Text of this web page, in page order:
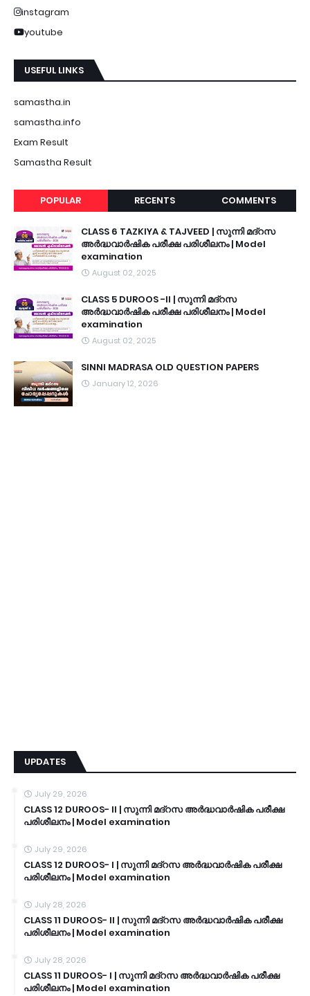
instagram
youtube
USEFUL LINKS
samastha.in
samastha.info
Exam Result
Samastha Result
POPULAR RECENTS COMMENTS
CLASS 6 TAZKIYA & TAJVEED | സുന്നി മദ്റസ
അർദ്ധവാർഷിക പരീക്ഷ പരിശീലനം | Model
examination
August 02, 2025
CLASS 5 DUROOS -II | സുന്നി മദ്റസ
അർദ്ധവാർഷിക പരീക്ഷ പരിശീലനം | Model
examination
August 02, 2025
SINNI MADRASA OLD QUESTION PAPERS
January 12, 2026
UPDATES
July 29, 2026
CLASS 12 DUROOS- II | സുന്നി മദ്റസ അർദ്ധവാർഷിക പരീക്ഷ
പരിശീലനം | Model examination
July 29, 2026
CLASS 12 DUROOS- I | സുന്നി മദ്റസ അർദ്ധവാർഷിക പരീക്ഷ
പരിശീലനം | Model examination
July 28, 2026
CLASS 11 DUROOS- II | സുന്നി മദ്റസ അർദ്ധവാർഷിക പരീക്ഷ
പരിശീലനം | Model examination
July 28, 2026
CLASS 11 DUROOS- I | സുന്നി മദ്റസ അർദ്ധവാർഷിക പരീക്ഷ
പരിശീലനം | Model examination